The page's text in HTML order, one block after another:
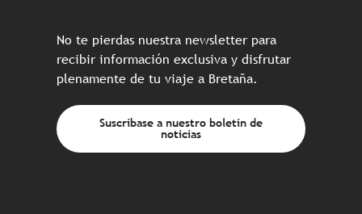
No te pierdas nuestra newsletter para
recibir información exclusiva y disfrutar
plenamente de tu viaje a Bretaña.
Suscríbase a nuestro boletín de
noticias